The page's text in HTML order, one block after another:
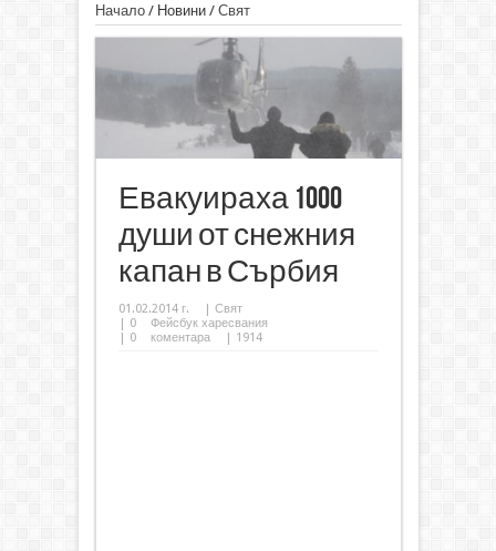
Начало/ Новини/ Свят
Евакуираха 1000
души от снежния
капан в Сърбия
01.02.2014 г. | Свят
| 0
Фейсбук харесвания
| 0 коментара | 1914